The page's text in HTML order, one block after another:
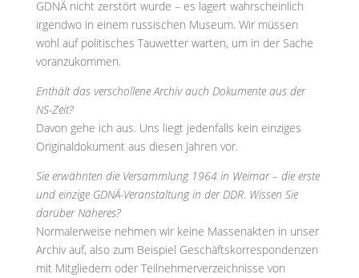
GDNÄ nicht zerstört wurde – es lagert wahrscheinlich
irgendwo in einem russischen Museum. Wir müssen
wohl auf politisches Tauwetter warten, um in der Sache
voranzukommen.
Enthält das verschollene Archiv auch Dokumente aus der
NS-Zeit?
Davon gehe ich aus. Uns liegt jedenfalls kein einziges
Originaldokument aus diesen Jahren vor.
Sie erwähnten die Versammlung 1964 in Weimar – die erste
und einzige GDNÄ-Veranstaltung in der DDR. Wissen Sie
darüber Näheres?
Normalerweise nehmen wir keine Massenakten in unser
Archiv auf, also zum Beispiel Geschäftskorrespondenzen
mit Mitgliedern oder Teilnehmerverzeichnisse von